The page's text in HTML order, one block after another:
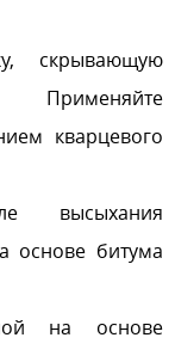
скрывающую
Применяйте
кварцевого
высыхания
основе битума
на основе